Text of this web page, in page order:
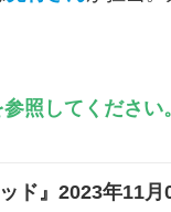
照してください。
ド』2023年11月